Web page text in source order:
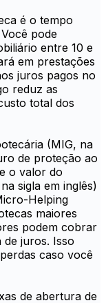
é o tempo
pode
entre 10 e
em prestações
juros pagos no
reduz as
total dos
(MIG, na
de proteção ao
o valor do
sigla em inglês)
Helping
maiores
podem cobrar
de juros. Isso
caso você
de abertura de